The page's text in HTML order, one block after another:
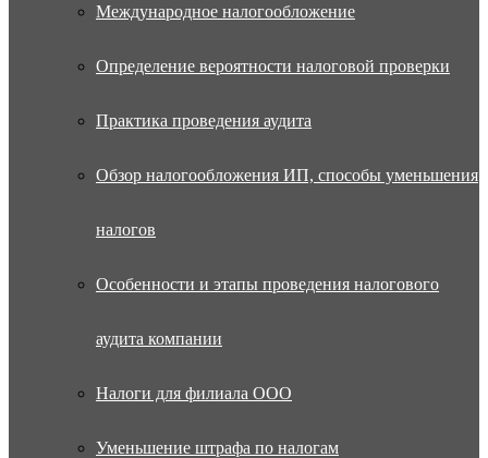
Международное налогообложение
Определение вероятности налоговой проверки
Практика проведения аудита
Обзор налогообложения ИП, способы уменьшения
налогов
Особенности и этапы проведения налогового
аудита компании
Налоги для филиала ООО
Уменьшение штрафа по налогам